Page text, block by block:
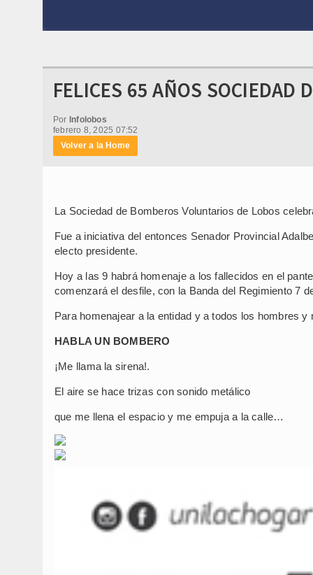
FELICES 65 AÑOS SOCIEDAD
Por Infolobos
febrero 8, 2025 07:52
Volver a la Home
La Sociedad de Bomberos Voluntarios de Lobos
Fue a iniciativa del entonces Senador Provincial
electo presidente.
Hoy a las 9 habrá homenaje a los fallecidos en el
comenzará el desfile, con la Banda del Regimiento 7
Para homenajear a la entidad y a todos los hombres
HABLA UN BOMBERO
¡Me llama la sirena!.
El aire se hace trizas con sonido metálico
que me llena el espacio y me empuja a la calle…